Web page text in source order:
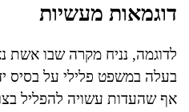
דוגמאות מעשיות
לדוגמה, נניח מקרה שבו אשת
בעלה במשפט פלילי על בסיס
אף שהעדות עשויה להפליל